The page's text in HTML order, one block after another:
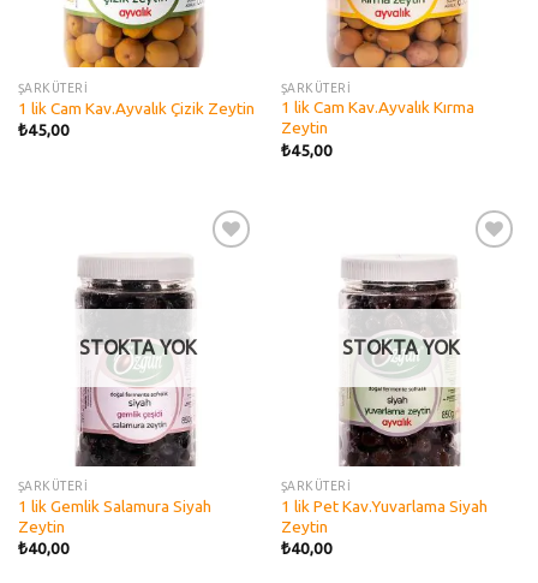
ŞARKÜTERİ
1 lik Cam Kav.Ayvalık Çizik Zeytin
₺45,00
ŞARKÜTERİ
1 lik Cam Kav.Ayvalık Kırma
Zeytin
₺45,00
STOKTA YOK
ŞARKÜTERİ
1 lik Gemlik Salamura Siyah
Zeytin
₺40,00
STOKTA YOK
ŞARKÜTERİ
1 lik Pet Kav.Yuvarlama Siyah
Zeytin
₺40,00